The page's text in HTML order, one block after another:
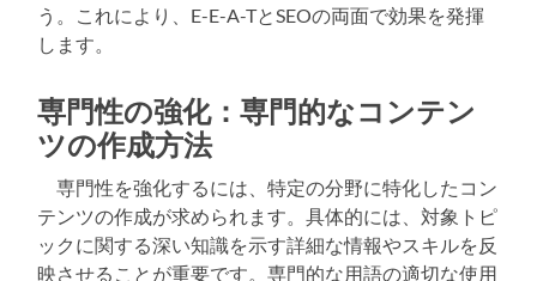
う。これにより、E-E-A-TとSEOの両面で効果を発揮
します。
専門性の強化：専門的なコンテン
ツの作成方法
専門性を強化するには、特定の分野に特化したコン
テンツの作成が求められます。具体的には、対象トピ
ックに関する深い知識を示す詳細な情報やスキルを反
映させることが重要です。専門的な用語の適切な使用